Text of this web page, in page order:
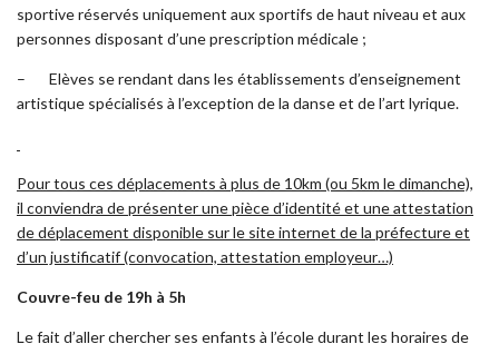
sportive réservés uniquement aux sportifs de haut niveau et aux
personnes disposant d’une prescription médicale ;
– Elèves se rendant dans les établissements d’enseignement
artistique spécialisés à l’exception de la danse et de l’art lyrique.
Pour tous ces déplacements à plus de 10km (ou 5km le dimanche),
il conviendra de présenter une pièce d’identité et une attestation
de déplacement disponible sur le site internet de la préfectureet
d’un justificatif (convocation, attestation employeur…)
Couvre-feu de 19h à 5h
Le fait d’aller chercher ses enfants à l’école durant les horaires de